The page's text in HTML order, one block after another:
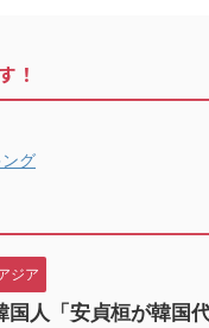
！
グ
ジア
国人「安貞桓が韓国